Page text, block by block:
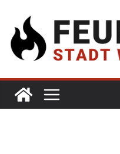
Inhalt
springen